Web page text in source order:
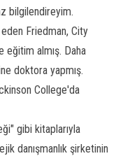
bilgilendireyim.
Friedman, City
almış. Daha
doktora yapmış.
College'da
gibi kitaplarıyla
danışmanlık şirketinin